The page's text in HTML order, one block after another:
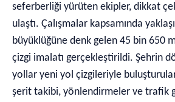
seferberliği yürüten ekipler, dikkat
ulaştı. Çalışmalar kapsamında
büyüklüğüne denk gelen 45 bin 650
çizgi imalatı gerçekleştirildi. Şehrin
yollar yeni yol çizgileriyle
şerit takibi, yönlendirmeler ve trafik